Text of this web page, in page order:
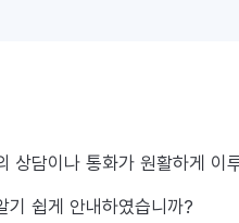
상담이나 통화가 원활하게 이
기 쉽게 안내하였습니까?